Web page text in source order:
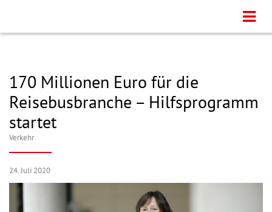
170 Millionen Euro für die
Reisebusbranche – Hilfsprogramm
startet
Verkehr
24. Juli 2020